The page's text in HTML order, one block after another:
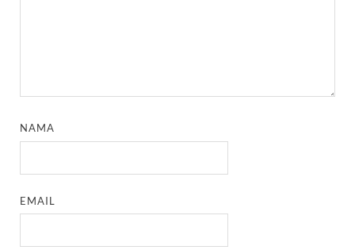
NAMA
EMAIL